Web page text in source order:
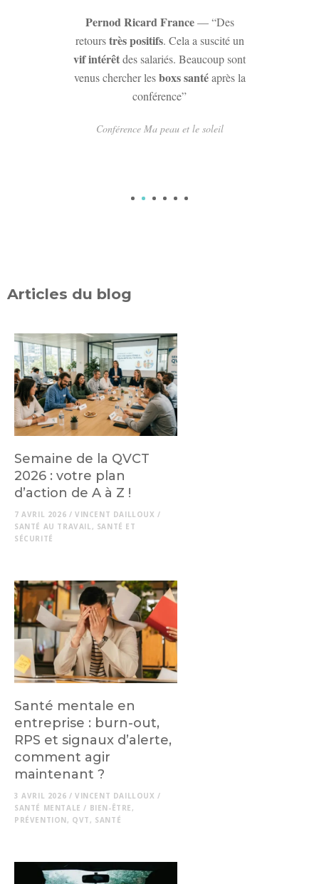
Pernod Ricard France— “Des
retourstrès positifs. Cela a suscité un
vif intérêtdes salariés. Beaucoup sont
venus chercher lesboxs santéaprès la
conférence”
Conférence Ma peau et le soleil
Articles du blog
Semaine de la QVCT
2026 : votre plan
d’action de A à Z !
7 AVRIL 2026 / VINCENT DAILLOUX /
SANTÉ AU TRAVAIL , SANTÉ ET
SÉCURITÉ
Santé mentale en
entreprise : burn-out,
RPS et signaux d’alerte,
comment agir
maintenant ?
3 AVRIL 2026 / VINCENT DAILLOUX /
SANTÉ MENTALE / BIEN-ÊTRE ,
PRÉVENTION, QVT , SANTÉ